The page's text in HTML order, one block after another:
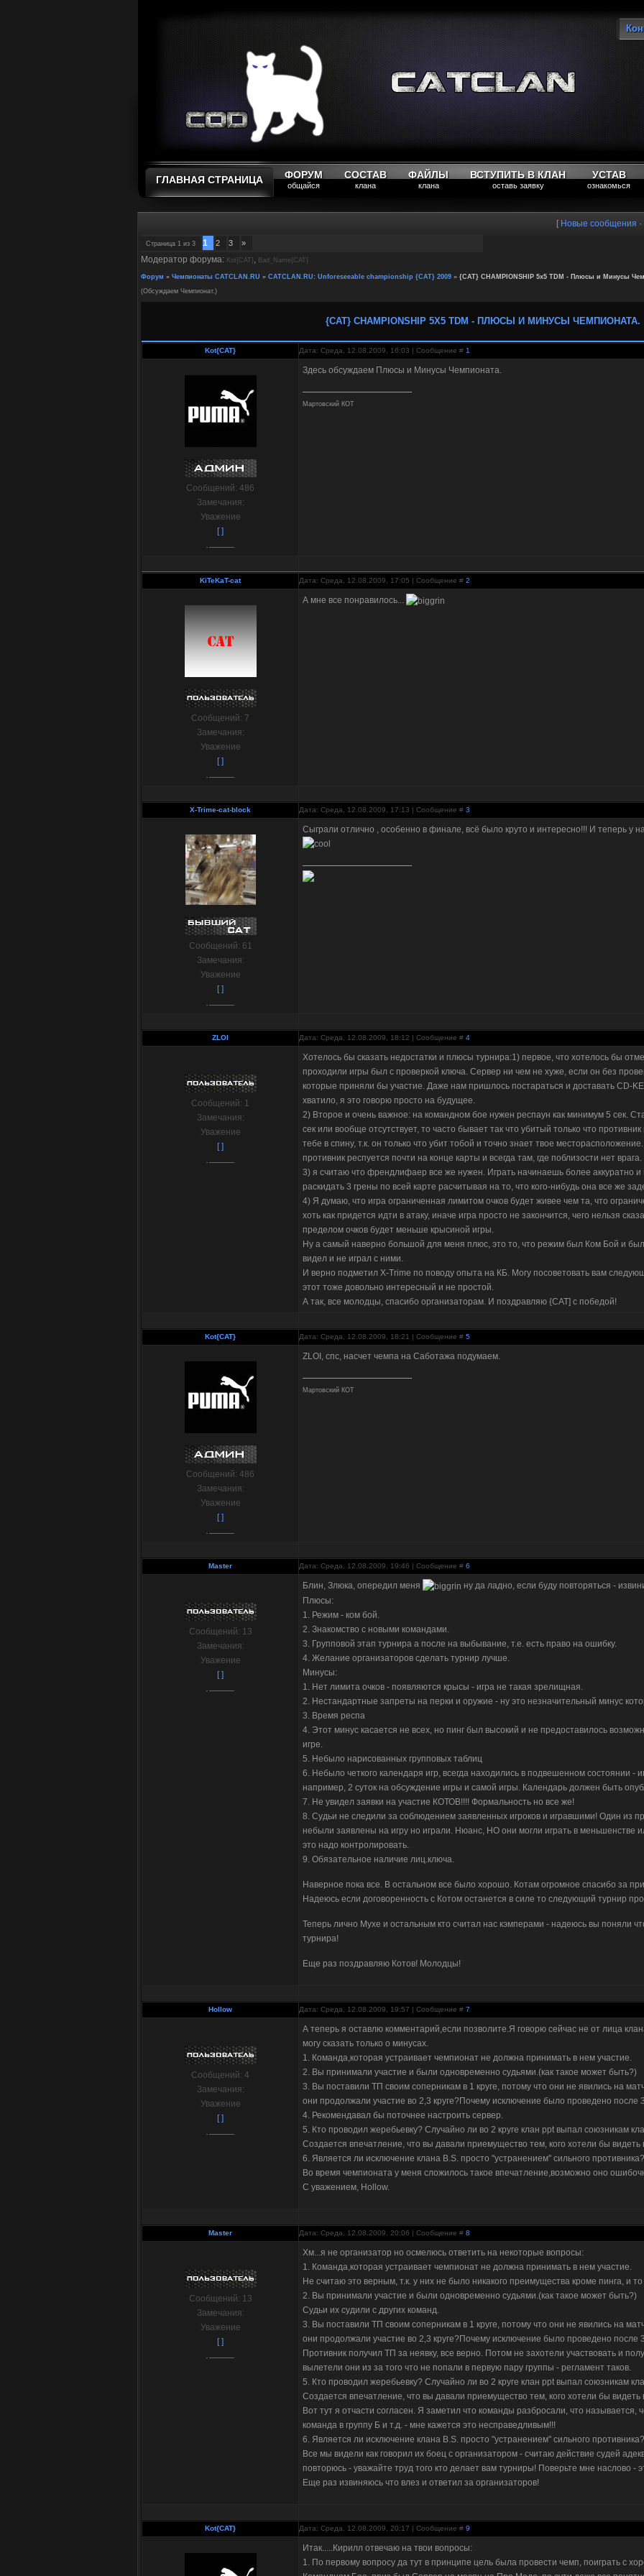
ГЛАВНАЯ СТРАНИЦА ФОРУМ
общайся
СОСТАВ
клана
ФАЙЛЫ
клана
ВСТУПИТЬ В КЛАН
оставь заявку
УСТАВ
ознакомься
[ Новые сообщения ·
Страница 1 из 3 1 2 3 »
Модератор форума: Kot{CAT}, Bad_Name{CAT}
Форум » Чемпионаты CATCLAN.RU » CATCLAN.RU: Unforeseeable championship {CAT} 2009 » {CAT} CHAMPIONSHIP 5x5 TDM - Плюсы и Минусы
(Обсуждаем Чемпионат.)
{CAT} CHAMPIONSHIP 5X5 TDM - ПЛЮСЫ И МИНУСЫ ЧЕМПИОНАТА.
Kot{CAT} Дата: Среда, 12.08.2009, 16:03 | Сообщение # 1
Сообщений: 486
Замечания:
Уважение
[ ]
Здесь обсуждаем Плюсы и Минусы Чемпионата.
Мартовский КОТ
KiTeKaT-cat Дата: Среда, 12.08.2009, 17:05 | Сообщение # 2
Сообщений: 7
Замечания:
Уважение
[ ]
А мне все понравилось...
X-Trime-cat-block Дата: Среда, 12.08.2009, 17:13 | Сообщение # 3
Сообщений: 61
Замечания:
Уважение
[ ]
Сыграли отлично , особенно в финале, всё было круто и интересно!!! И теперь у
ZLOI Дата: Среда, 12.08.2009, 18:12 | Сообщение # 4
Сообщений: 1
Замечания:
Уважение
[ ]
Хотелось бы сказать недостатки и плюсы турнира:1) первое, что хотелось бы
проходили игры был с проверкой ключа. Сервер ни чем не хуже, если он без
которые приняли бы участие. Даже нам пришлось постараться и доставать CD-
хватило, я это говорю просто на будущее.
2) Второе и очень важное: на командном бое нужен респаун как минимум 5 сек.
сек или вообще отсутствует, то часто бывает так что убитый только что
тебе в спину, т.к. он только что убит тобой и точно знает твое
противник респуется почти на конце карты и всегда там, где поблизости нет врага.
3) я считаю что френдлифаер все же нужен. Играть начинаешь более аккуратно
раскидать 3 грены по всей карте расчитывая на то, что кого-нибудь она все же
4) Я думаю, что игра ограниченная лимитом очков будет живее чем та, что
хоть как придется идти в атаку, иначе игра просто не закончится, чего нельзя
пределом очков будет меньше крысиной игры.
Ну а самый наверно большой для меня плюс, это то, что режим был Ком Бой и
видел и не играл с ними.
И верно подметил X-Trime по поводу опыта на КБ. Могу посоветовать вам
этот тоже довольно интересный и не простой.
А так, все молодцы, спасибо организаторам. И поздравляю {CAT] с победой!
Kot{CAT} Дата: Среда, 12.08.2009, 18:21 | Сообщение # 5
Сообщений: 486
Замечания:
Уважение
[ ]
ZLOI, спс, насчет чемпа на Саботажа подумаем.
Мартовский КОТ
Master Дата: Среда, 12.08.2009, 19:46 | Сообщение # 6
Сообщений: 13
Замечания:
Уважение
[ ]
Блин, Злюка, опередил меня
ну да ладно, если буду повторяться -
Плюсы:
1. Режим - ком бой.
2. Знакомство с новыми командами.
3. Групповой этап турнира а после на выбывание, т.е. есть право на ошибку.
4. Желание организаторов сделать турнир лучше.
Минусы:
1. Нет лимита очков - появляются крысы - игра не такая зрелищная.
2. Нестандартные запреты на перки и оружие - ну это незначительный минус
3. Время респа
4. Этот минус касается не всех, но пинг был высокий и не предоставилось
игре.
5. Небыло нарисованных групповых таблиц
6. Небыло четкого календаря игр, всегда находились в подвешенном состоянии -
например, 2 суток на обсуждение игры и самой игры. Календарь должен быть
7. Не увидел заявки на участие КОТОВ!!!! Формальность но все же!
8. Судьи не следили за соблюдением заявленных игроков и игравшими! Один из
небыли заявлены на игру но играли. Нюанс, НО они могли играть в меньшенстве
это надо контролировать.
9. Обязательное наличие лиц.ключа.
Наверное пока все. В остальном все было хорошо. Котам огромное спасибо за
Надеюсь если договоренность с Котом останется в силе то следующий турнир
Теперь лично Мухе и остальным кто считал нас кэмперами - надеюсь вы поняли
турнира!
Еще раз поздравляю Котов! Молодцы!
Hollow Дата: Среда, 12.08.2009, 19:57 | Сообщение # 7
Сообщений: 4
Замечания:
Уважение
[ ]
А теперь я оставлю комментарий,если позволите.Я говорю сейчас не от лица
могу сказать только о минусах.
1. Команда,которая устраивает чемпионат не должна принимать в нем участие.
2. Вы принимали участие и были одновременно судьями.(как такое может быть?)
3. Вы поставили ТП своим соперникам в 1 круге, потому что они не явились на
они продолжали участие во 2,3 круге?Почему исключение было проведено после
4. Рекомендавал бы поточнее настроить сервер.
5. Кто проводил жеребьевку? Случайно ли во 2 круге клан ppt выпал союзникам
Создается впечатление, что вы давали приемущество тем, кого хотели бы
6. Является ли исключение клана B.S. просто "устранением" сильного противника?
Во время чемпионата у меня сложилось такое впечатление,возможно оно
С уважением, Hollow.
Master Дата: Среда, 12.08.2009, 20:06 | Сообщение # 8
Сообщений: 13
Замечания:
Уважение
[ ]
Хм...я не организатор но осмелюсь ответить на некоторые вопросы:
1. Команда,которая устраивает чемпионат не должна принимать в нем участие.
Не считаю это верным, т.к. у них не было никакого преимущества кроме пинга, и
2. Вы принимали участие и были одновременно судьями.(как такое может быть?)
Судьи их судили с других команд.
3. Вы поставили ТП своим соперникам в 1 круге, потому что они не явились на
они продолжали участие во 2,3 круге?Почему исключение было проведено после
Противник получил ТП за неявку, все верно. Потом не захотели участвовать и
вылетели они из за того что не попали в первую пару группы - регламент таков.
5. Кто проводил жеребьевку? Случайно ли во 2 круге клан ppt выпал союзникам
Создается впечатление, что вы давали приемущество тем, кого хотели бы
Вот тут я отчасти согласен. Я заметил что команды разбросали, что называется,
команда в группу Б и т.д. - мне кажется это несправедливым!!!
6. Является ли исключение клана B.S. просто "устранением" сильного противника?
Все мы видели как говорил их боец с организатором - считаю действие судей
повторюсь - уважайте труд того кто делает вам турниры! Поверьте мне наслово -
Еще раз извиняюсь что влез и ответил за организаторов!
Kot{CAT} Дата: Среда, 12.08.2009, 20:17 | Сообщение # 9
Итак.....Кирилл отвечаю на твои вопросы:
1. По первому вопросу да тут в принципе цель была провести чемп, поиграть с